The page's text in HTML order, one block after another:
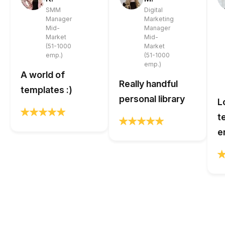
SMM
Manager
Mid-
Market
(51-1000
emp.)
A world of
templates :)
Digital
Marketing
Manager
Mid-
Market
(51-1000
emp.)
Really handful
personal library